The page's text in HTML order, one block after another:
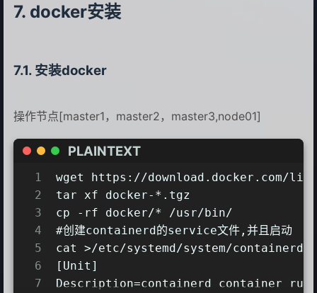
docker安装
安装docker
操作节点[master1，master2，master3,node01]
PLAINTEXT
1
2
3
4
5
6
7
wget https://download.docker.com/
tar xf docker-*.tgz
cp -rf docker/* /usr/bin/
#创建containerd的service文件,并且启动
cat >/etc/systemd/system/
[Unit]
Description=containerd container